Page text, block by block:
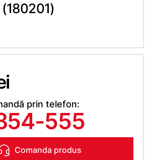
prin telefon:
555
Comanda produs